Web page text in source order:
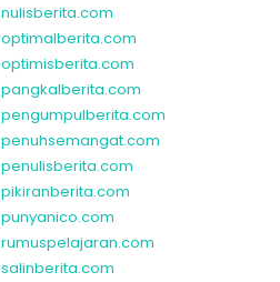
nulisberita.com
optimalberita.com
optimisberita.com
pangkalberita.com
pengumpulberita.com
penuhsemangat.com
penulisberita.com
pikiranberita.com
punyanico.com
rumuspelajaran.com
salinberita.com